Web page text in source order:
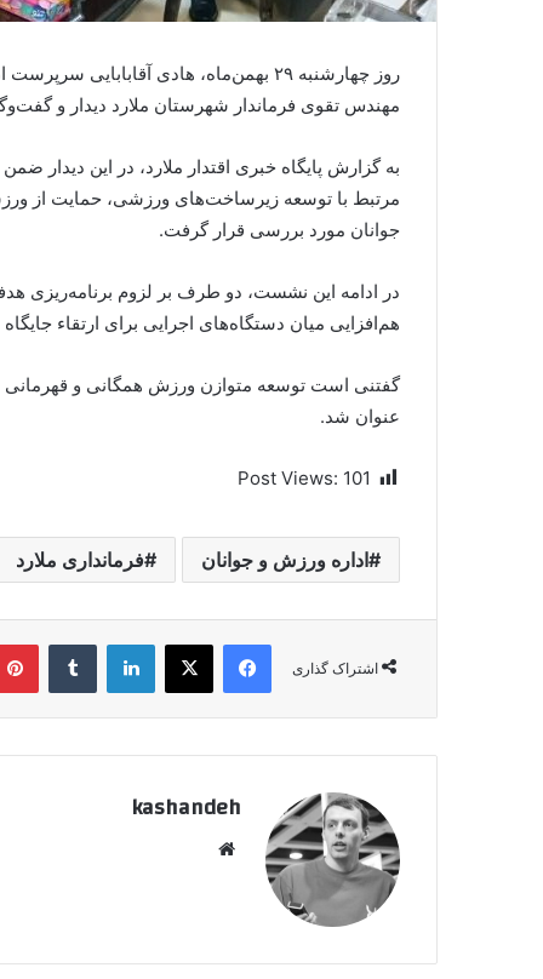
روز چهارشنبه ۲۹ بهمن‌ماه، هادی
مهندس تقوی فرماندار شهرستان ملارد دیدار و
به گزارش پایگاه خبری اقتدار ملارد، در این دیدار
مرتبط با توسعه زیرساخت‌های ورزشی، حمایت از
جوانان مورد بررسی قرار گرفت.
در ادامه این نشست، دو طرف بر لزوم برنامه‌ریزی
هم‌افزایی میان دستگاه‌های اجرایی برای ارتقاء
گفتنی است توسعه متوازن ورزش همگانی و قهرمانی
عنوان شد.
Post Views: 101
اداره ورزش و جوانان فرمانداری ملارد
اشتراک گذاری
فیسبوکایکس لینکداین تامبلر
kashandeh